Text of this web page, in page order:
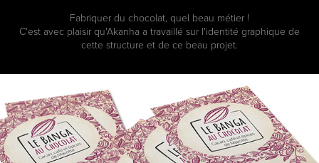
Fabriquer du chocolat, quel beau métier !
C'est avec plaisir qu'Akanha a travaillé sur l'identité graphique de
cette structure et de ce beau projet.